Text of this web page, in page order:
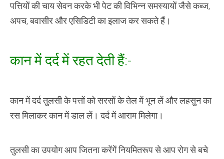
पत्तियों की चाय सेवन करके भी पेट की विभिन्न समस्यायों जैसे कब्ज,
अपच, बवासीर और एसिडिटी का इलाज कर सकते हैं।
कान में दर्द में रहत देती हैं:-
कान में दर्द तुलसी के पत्तों को सरसों के तेल में भून लें और लहसुन का
रस मिलाकर कान में डाल लें। दर्द में आराम मिलेगा।
तुलसी का उपयोग आप जितना करेंगें नियमितरूप से आप रोग से बचे